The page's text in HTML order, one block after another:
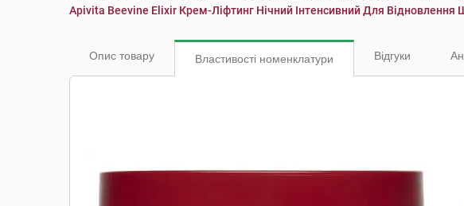
Apivita Beevine Elixir Крем-Ліфтинг Нічний Інтенсивний Для Відновлення
Опис товару Властивості номенклатури Відгуки